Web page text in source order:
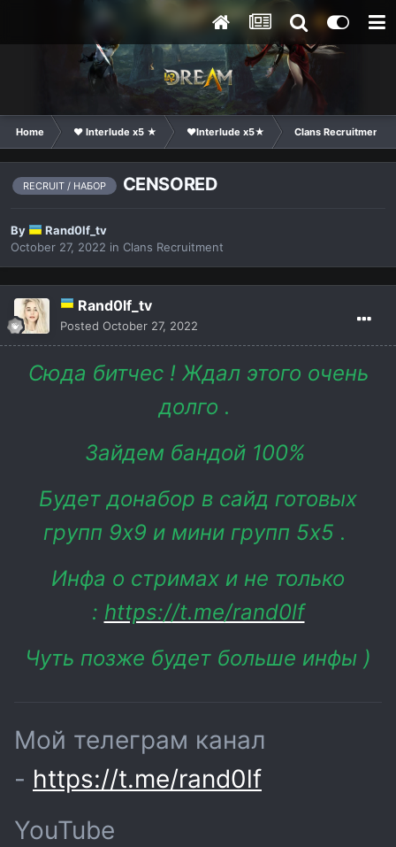
Home ❤ Interlude x5 ★ ❤Interlude x5★ Clans Recruitment
RECRUIT / НАБОР CENSORED
By
Rand0lf_tv
October 27, 2022 in Clans Recruitment
Rand0lf_tv
Posted October 27, 2022
Сюда битчес ! Ждал этого очень
долго .
Зайдем бандой 100%
Будет донабор в сайд готовых
групп 9х9 и мини групп 5х5 .
Инфа о стримах и не только
: https://t.me/rand0lf
Чуть позже будет больше инфы )
Мой телеграм канал
- https://t.me/rand0lf
YouTube